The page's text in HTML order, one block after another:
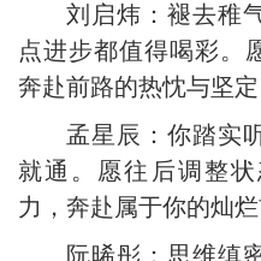
刘启炜：褪去稚
点进步都值得喝彩。
奔赴前路的热忱与坚定
孟星辰：你踏实
就通。愿往后调整
力，奔赴属于你的灿烂
阮晞彤：思维缜